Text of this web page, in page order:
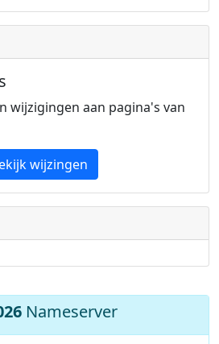
wijzigingen aan pagina's van
wijzingen
Nameserver